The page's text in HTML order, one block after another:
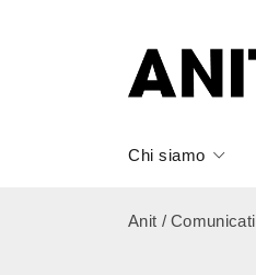
Chi siamo
Anit /Comunicati